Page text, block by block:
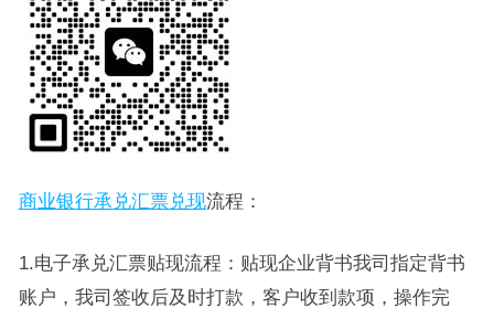
商业银行承兑汇票兑现流程：
1.电子承兑汇票贴现流程：贴现企业背书我司指定背书
账户，我司签收后及时打款，客户收到款项，操作完